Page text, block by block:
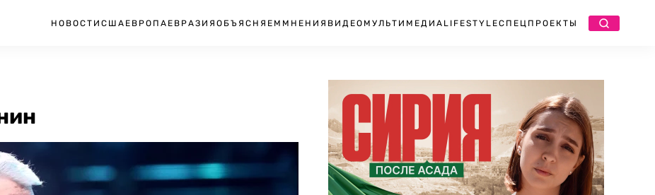
НОВОСТИ США ЕВРОПА ЕВРАЗИЯ ОБЪЯСНЯЕМ МНЕНИЯ ВИДЕО МУЛЬТИМЕДИА LIFESTYLEСПЕЦПРОЕКТЫ